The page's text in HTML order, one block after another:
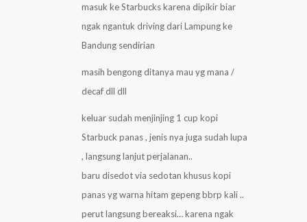
masuk ke Starbucks karena dipikir biar
ngak ngantuk driving dari Lampung ke
Bandung sendirian
masih bengong ditanya mau yg mana /
decaf dll dll
keluar sudah menjinjing 1 cup kopi
Starbuck panas , jenis nya juga sudah lupa
, langsung lanjut perjalanan..
baru disedot via sedotan khusus kopi
panas yg warna hitam gepeng bbrp kali ..
perut langsung bereaksi… karena ngak